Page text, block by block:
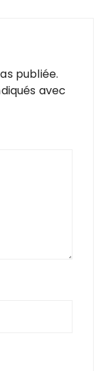
publiée.
avec